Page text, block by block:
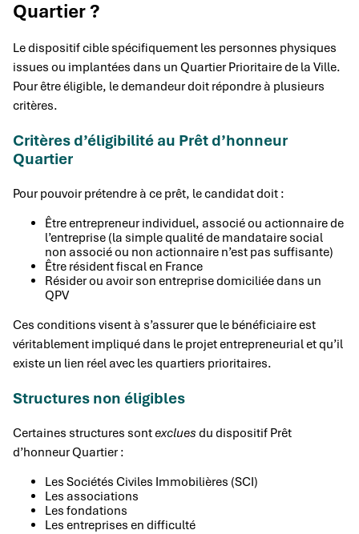
Quartier ?
Le dispositif cible spécifiquement les personnes physiques
issues ou implantées dans un Quartier Prioritaire de la Ville.
Pour être éligible, le demandeur doit répondre à plusieurs
critères.
Critères d’éligibilité au Prêt d’honneur
Quartier
Pour pouvoir prétendre à ce prêt, le candidat doit :
Être entrepreneur individuel, associé ou actionnaire de
l’entreprise (la simple qualité de mandataire social
non associé ou non actionnaire n’est pas suffisante)
Être résident fiscal en France
Résider ou avoir son entreprise domiciliée dans un
QPV
Ces conditions visent à s’assurer que le bénéficiaire est
véritablement impliqué dans le projet entrepreneurial et qu’il
existe un lien réel avec les quartiers prioritaires.
Structures non éligibles
Certaines structures sontexclues du dispositif Prêt
d’honneur Quartier :
Les Sociétés Civiles Immobilières (SCI)
Les associations
Les fondations
Les entreprises en difficulté